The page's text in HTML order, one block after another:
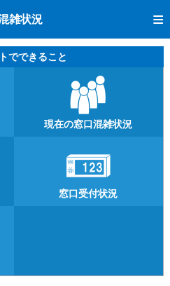
雑状況
でできること
現在の窓口混雑状況
窓口受付状況